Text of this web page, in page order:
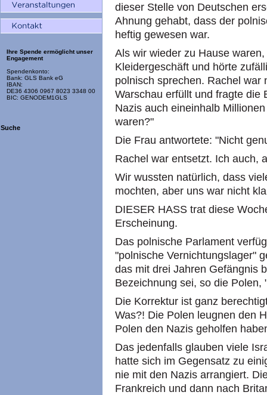
Ihre Spende ermöglicht unser
Engagement
Spendenkonto:
Bank: GLS Bank eG
IBAN:
DE36 4306 0967 8023 3348 00
BIC: GENODEM1GLS
Suche
dieser Stelle von Deutschen
Ahnung gehabt, dass der
heftig gewesen war.
Als wir wieder zu Hause
Kleidergeschäft und hörte
polnisch sprechen. Rachel war
Warschau erfüllt und fragte die
Nazis auch eineinhalb
waren?"
Die Frau antwortete: "Nicht
Rachel war entsetzt. Ich auch,
Wir wussten natürlich, dass
mochten, aber uns war nicht
DIESER HASS trat diese
Erscheinung.
Das polnische Parlament
"polnische Vernichtungslager"
das mit drei Jahren Gefängnis
Bezeichnung sei, so die Polen,
Die Korrektur ist ganz
Was?! Die Polen leugnen den
Polen den Nazis geholfen
Das jedenfalls glauben viele
hatte sich im Gegensatz zu
nie mit den Nazis arrangiert.
Frankreich und dann nach